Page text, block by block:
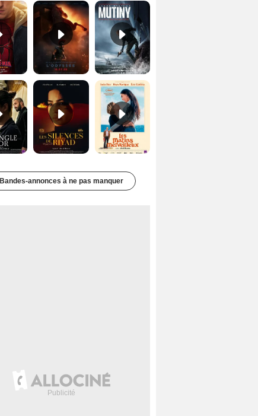
Les Silences de Riyad Bande-annonce VO STFR Les Matins merveilleux Bande-annonce VF
Bandes-annonces à ne pas manquer